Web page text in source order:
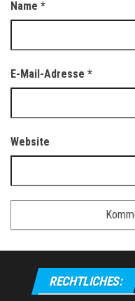
Name *
E-Mail-Adresse *
Website
RECHTLICHES: